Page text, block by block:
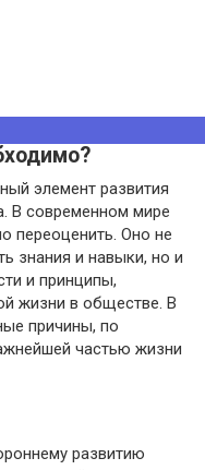
элемент развития
В современном мире
переоценить. Оно не
знания и навыки, но и
и принципы,
жизни в обществе. В
причины, по
частью жизни
развитию